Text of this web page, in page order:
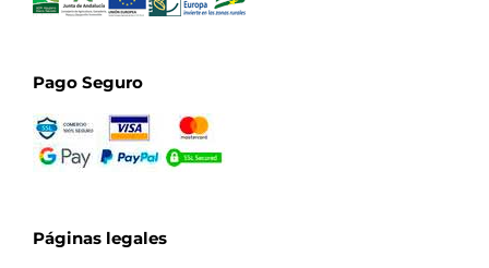
Pago Seguro
Páginas legales